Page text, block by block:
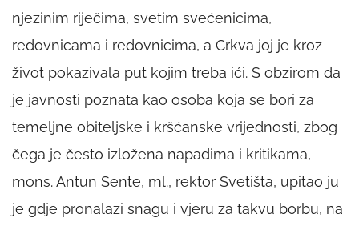
njezinim riječima, svetim svećenicima,
redovnicama i redovnicima, a Crkva joj je kroz
život pokazivala put kojim treba ići. S obzirom da
je javnosti poznata kao osoba koja se bori za
temeljne obiteljske i kršćanske vrijednosti, zbog
čega je često izložena napadima i kritikama,
mons. Antun Sente, ml., rektor Svetišta, upitao ju
je gdje pronalazi snagu i vjeru za takvu borbu, na